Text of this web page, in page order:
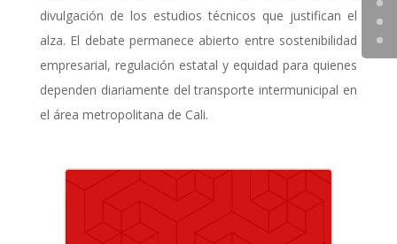
divulgación de los estudios técnicos que justifican el
alza. El debate permanece abierto entre sostenibilidad
empresarial, regulación estatal y equidad para quienes
dependen diariamente del transporte intermunicipal en
el área metropolitana de Cali.